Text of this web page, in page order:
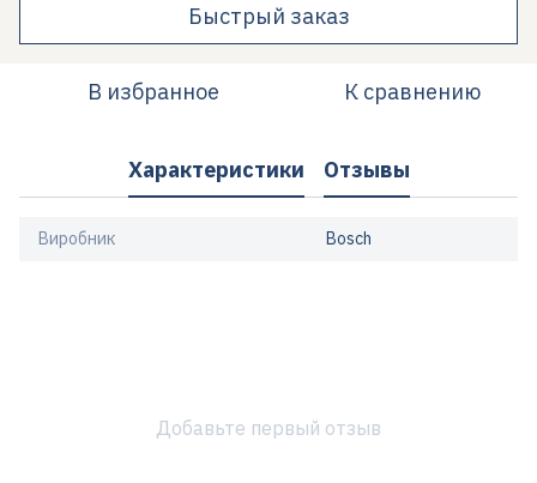
Быстрый заказ
В избранное К сравнению
Характеристики Отзывы
Виробник Bosch
Добавьте первый отзыв